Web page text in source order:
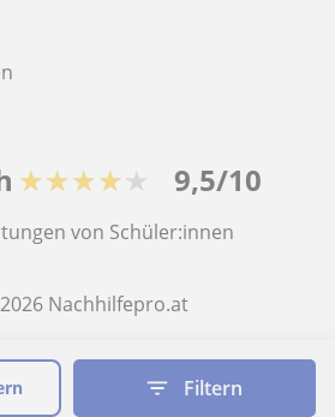
Filtern
★★★★★ 9,5/10
von Schüler:innen
Nachhilfepro.at
Private Lehrkräfte